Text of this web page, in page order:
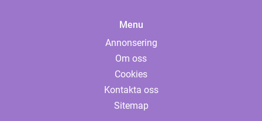
Menu
Annonsering
Om oss
Cookies
Kontakta oss
Sitemap